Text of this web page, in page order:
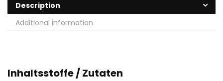
Description
Additional information
Inhaltsstoffe / Zutaten